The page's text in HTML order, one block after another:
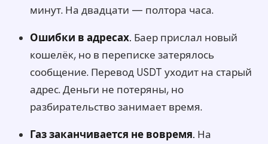
минут. На двадцати — полтора часа.
Ошибки в адресах. Баер прислал новый
кошелёк, но в переписке затерялось
сообщение. Перевод USDT уходит на старый
адрес. Деньги не потеряны, но
разбирательство занимает время.
Газ заканчивается не вовремя. На